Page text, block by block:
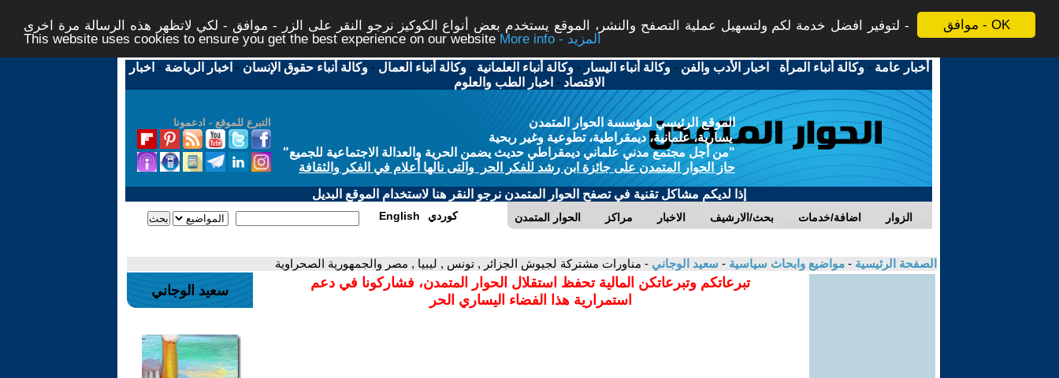
موافق - OK
لتوفير افضل خدمة لكم ولتسهيل عملية التصفح والنشر، الموقع يستخدم بعض أنواع الكوكيز نرجو النقر على الزر - موافق - لكي لاتظهر هذه الرسالة مرة اخرى -
This website uses cookies to ensure you get the best experience on our website
More info - المزيد
أخبار عامة -وكالة أنباء المرأة - اخبار الأدب والفن -وكالة أنباء اليسار -وكالة أنباء العلمانية -وكالة أنباء العمال -وكالة أنباء حقوق الإنسان - اخبار الرياضة - اخبار
الاقتصاد - اخبار الطب والعلوم
التبرع للموقع - ادعمونا
الموقع الرئيسي لمؤسسة الحوار المتمدن
يسارية، علمانية، ديمقراطية، تطوعية وغير ربحية
"من أجل مجتمع مدني علماني ديمقراطي حديث يضمن الحرية والعدالة الاجتماعية للجميع"
حاز الحوار المتمدن على جائزة ابن رشد للفكر الحر والتى نالها أعلام في الفكر والثقافة
إذا لديكم مشاكل تقنية في تصفح الحوار المتمدن نرجو النقر هنا لاستخدام الموقع البديل
الحوار المتمدن مراكز الاخبار بحث/الارشيف اضافة/خدمات الزوار English كوردي
الصفحة الرئيسية - مواضيع وابحاث سياسية - سعيد الوجاني - مناورات مشتركة لجيوش الجزائر , تونس , ليبيا , مصر والجمهورية الصحراوية
تبرعاتكم وتبرعاتكن المالية تحفظ استقلال الحوار المتمدن، فشاركونا في دعم
استمرارية هذا الفضاء اليساري الحر
سعيد الوجاني